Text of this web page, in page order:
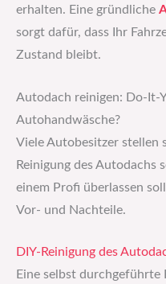
erhalten. Eine gründliche
sorgt dafür, dass Ihr
Zustand bleibt.
Autodach reinigen: Do-It-
Autohandwäsche?
Viele Autobesitzer stellen
Reinigung des Autodachs
einem Profi überlassen
Vor- und Nachteile.
DIY-Reinigung des
Eine selbst durchgeführte